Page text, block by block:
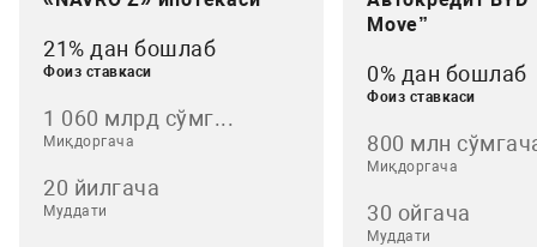
21% дан бошлаб
Фоиз ставкаси
1 060 млрд сўмг...
Миқдоргача
20 йилгача
Муддати
Move”
0% дан бошлаб
Фоиз ставкаси
800 млн
Миқдоргача
30 ойгача
Муддати